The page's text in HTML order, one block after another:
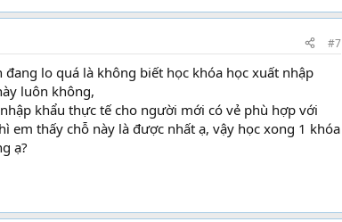
#7
lo quá là không biết học khóa học xuất nhập
luôn không,
khẩu thực tế cho người mới có vẻ phù hợp với
thấy chỗ này là được nhất ạ, vậy học xong 1 khóa
ạ?